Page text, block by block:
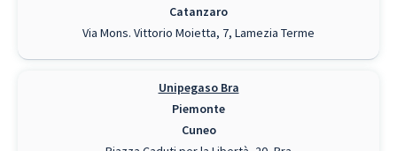
Catanzaro
Via Mons. Vittorio Moietta, 7, Lamezia Terme
Unipegaso Bra
Piemonte
Cuneo